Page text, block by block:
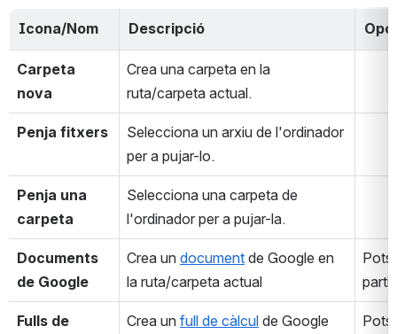
Icona/Nom Descripció
Carpeta
nova
Crea una carpeta en la
ruta/carpeta actual.
Penja fitxers
Selecciona un arxiu de l'ordinador
per a pujar-lo.
Penja una
carpeta
Selecciona una carpeta de
l'ordinador per a pujar-la.
Documents
de Google
Crea un document de Google en
la ruta/carpeta actual
Pots
Fulls de
Crea un full de càlcul de Google
Pots